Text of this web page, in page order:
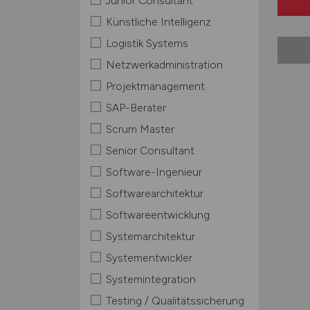
Künstliche Intelligenz
Logistik Systems
Netzwerkadministration
Projektmanagement
SAP-Berater
Scrum Master
Senior Consultant
Software-Ingenieur
Softwarearchitektur
Softwareentwicklung
Systemarchitektur
Systementwickler
Systemintegration
Testing / Qualitätssicherung